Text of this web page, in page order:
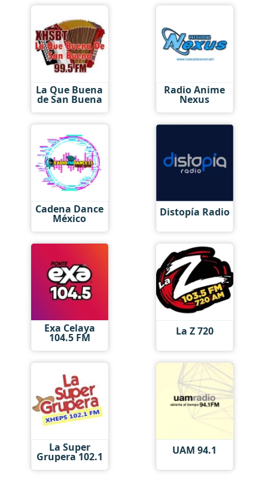
La Que Buena
de San Buena
Radio Anime
Nexus
Cadena Dance
México Distopía Radio
Exa Celaya
104.5 FM La Z 720
La Super
Grupera 102.1 UAM 94.1